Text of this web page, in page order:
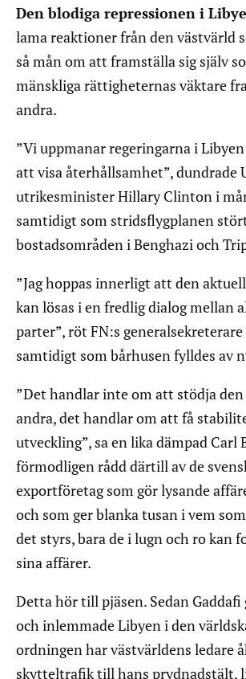
Den blodiga repressionen i
lama reaktioner från den västvärld
så mån om att framställa sig själv
mänskliga rättigheternas väktare
andra.
”Vi uppmanar regeringarna i
att visa återhållsamhet”, dundrade
utrikesminister Hillary Clinton i
samtidigt som stridsflygplanen
bostadsområden i Benghazi och
”Jag hoppas innerligt att den
kan lösas i en fredlig dialog mellan
parter”, röt FN:s
samtidigt som bårhusen fylldes av
”Det handlar inte om att stödja
andra, det handlar om att få
utveckling”, sa en lika dämpad Carl
förmodligen rådd därtill av de
exportföretag som gör lysande
och som ger blanka tusan i vem
det styrs, bara de i lugn och ro kan
sina affärer.
Detta hör till pjäsen. Sedan
och inlemmade Libyen i den
ordningen har västvärldens ledare
skytteltrafik till hans prydnadstält,